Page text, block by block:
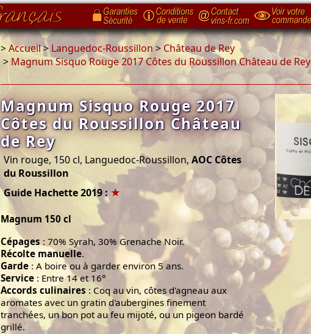
>Accueil>Languedoc-Roussillon> Château de Rey
> Magnum Sisquo Rouge 2017 Côtes du Roussillon Château de Rey
Magnum Sisquo Rouge 2017
Côtes du Roussillon Château
de Rey
Vin rouge, 150 cl, Languedoc-Roussillon, AOC Côtes
du Roussillon
Guide Hachette 2019 : ★
Magnum 150 cl
Cépages : 70% Syrah, 30% Grenache Noir.
Récolte manuelle.
Garde : A boire ou à garder environ 5 ans.
Service : Entre 14 et 16°
Accords culinaires : Coq au vin, côtes d'agneau aux
aromates avec un gratin d'aubergines finement
tranchées, un bon pot au feu mijoté, ou un pigeon bardé
grillé.